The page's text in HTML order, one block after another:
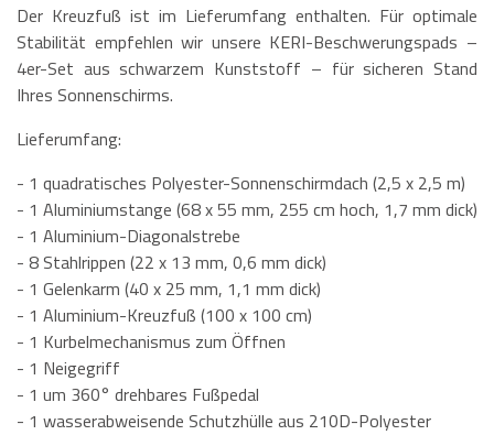
Der Kreuzfuß ist im Lieferumfang enthalten. Für optimale
Stabilität empfehlen wir unsere KERI-Beschwerungspads –
4er-Set aus schwarzem Kunststoff – für sicheren Stand
Ihres Sonnenschirms.
Lieferumfang:
- 1 quadratisches Polyester-Sonnenschirmdach (2,5 x 2,5 m)
- 1 Aluminiumstange (68 x 55 mm, 255 cm hoch, 1,7 mm dick)
- 1 Aluminium-Diagonalstrebe
- 8 Stahlrippen (22 x 13 mm, 0,6 mm dick)
- 1 Gelenkarm (40 x 25 mm, 1,1 mm dick)
- 1 Aluminium-Kreuzfuß (100 x 100 cm)
- 1 Kurbelmechanismus zum Öffnen
- 1 Neigegriff
- 1 um 360° drehbares Fußpedal
- 1 wasserabweisende Schutzhülle aus 210D-Polyester